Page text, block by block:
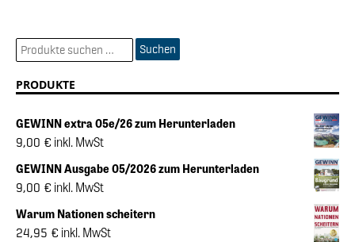
Suchen
PRODUKTE
GEWINN extra 05e/26 zum Herunterladen
9,00 € inkl. MwSt
GEWINN Ausgabe 05/2026 zum Herunterladen
9,00 € inkl. MwSt
Warum Nationen scheitern
24,95 € inkl. MwSt